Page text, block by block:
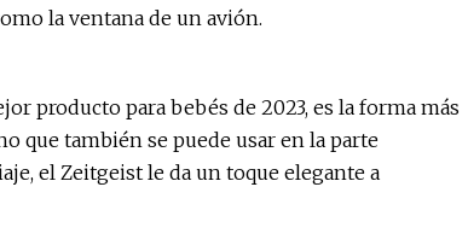
la ventana de un avión.
producto para bebés de 2023, es la forma más
que también se puede usar en la parte
el Zeitgeist le da un toque elegante a